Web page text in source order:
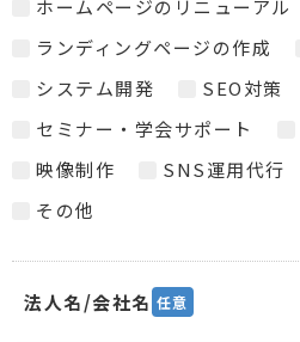
ホームページのリニューアル
ランディングページの作成
システム開発
SEO対策
セミナー・学会サポート
映像制作
SNS運用代行
その他
法人名/会社名 任意